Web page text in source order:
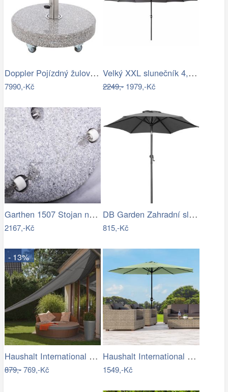
Doppler Pojízdný žulový stojan s…
7990,-Kč
Velký XXL slunečník 4,5 m - antracit,…
2249,-1979,-Kč
Garthen 1507 Stojan na slunečník …
2167,-Kč
DB Garden Zahradní slunečník Diane…
815,-Kč
- 13%
Haushalt International Stínící…
879,-769,-Kč
Haushalt International Kovový slunečník…
1549,-Kč